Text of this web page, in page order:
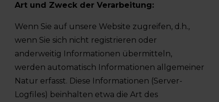
Art und Zweck der Verarbeitung:
Wenn Sie auf unsere Website zugreifen, d.h.,
wenn Sie sich nicht registrieren oder
anderweitig Informationen übermitteln,
werden automatisch Informationen allgemeiner
Natur erfasst. Diese Informationen (Server-
Logfiles) beinhalten etwa die Art des